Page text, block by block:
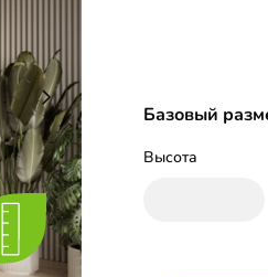
Базовый
Высота